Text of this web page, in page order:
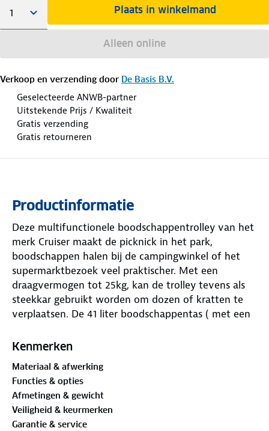
Plaats in winkelmand
Alleen online
Verkoop en verzending door De Basis B.V.
Geselecteerde ANWB-partner
Uitstekende Prijs / Kwaliteit
Gratis verzending
Gratis retourneren
Productinformatie
Deze multifunctionele boodschappentrolley van het
merk Cruiser maakt de picknick in het park,
boodschappen halen bij de campingwinkel of het
supermarktbezoek veel praktischer. Met een
draagvermogen tot 25kg, kan de trolley tevens als
steekkar gebruikt worden om dozen of kratten te
verplaatsen. De 41 liter boodschappentas ( met een
losgehaald worden van het frame om als
winkelhaakjes geven de mogelijkheid de trolley aan
een supermarktkar te hangen. De reflecterende
strips op de bovenzijde van de tas zorgen voor
zichtbaarheid in het donker. Bij regen berg je de
Kenmerken
Materiaal & afwerking
Functies & opties
Afmetingen & gewicht
Veiligheid & keurmerken
Garantie & service